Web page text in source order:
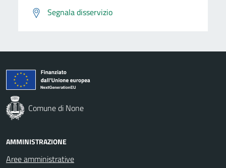
Segnala disservizio
Comune di None
AMMINISTRAZIONE
Aree amministrative